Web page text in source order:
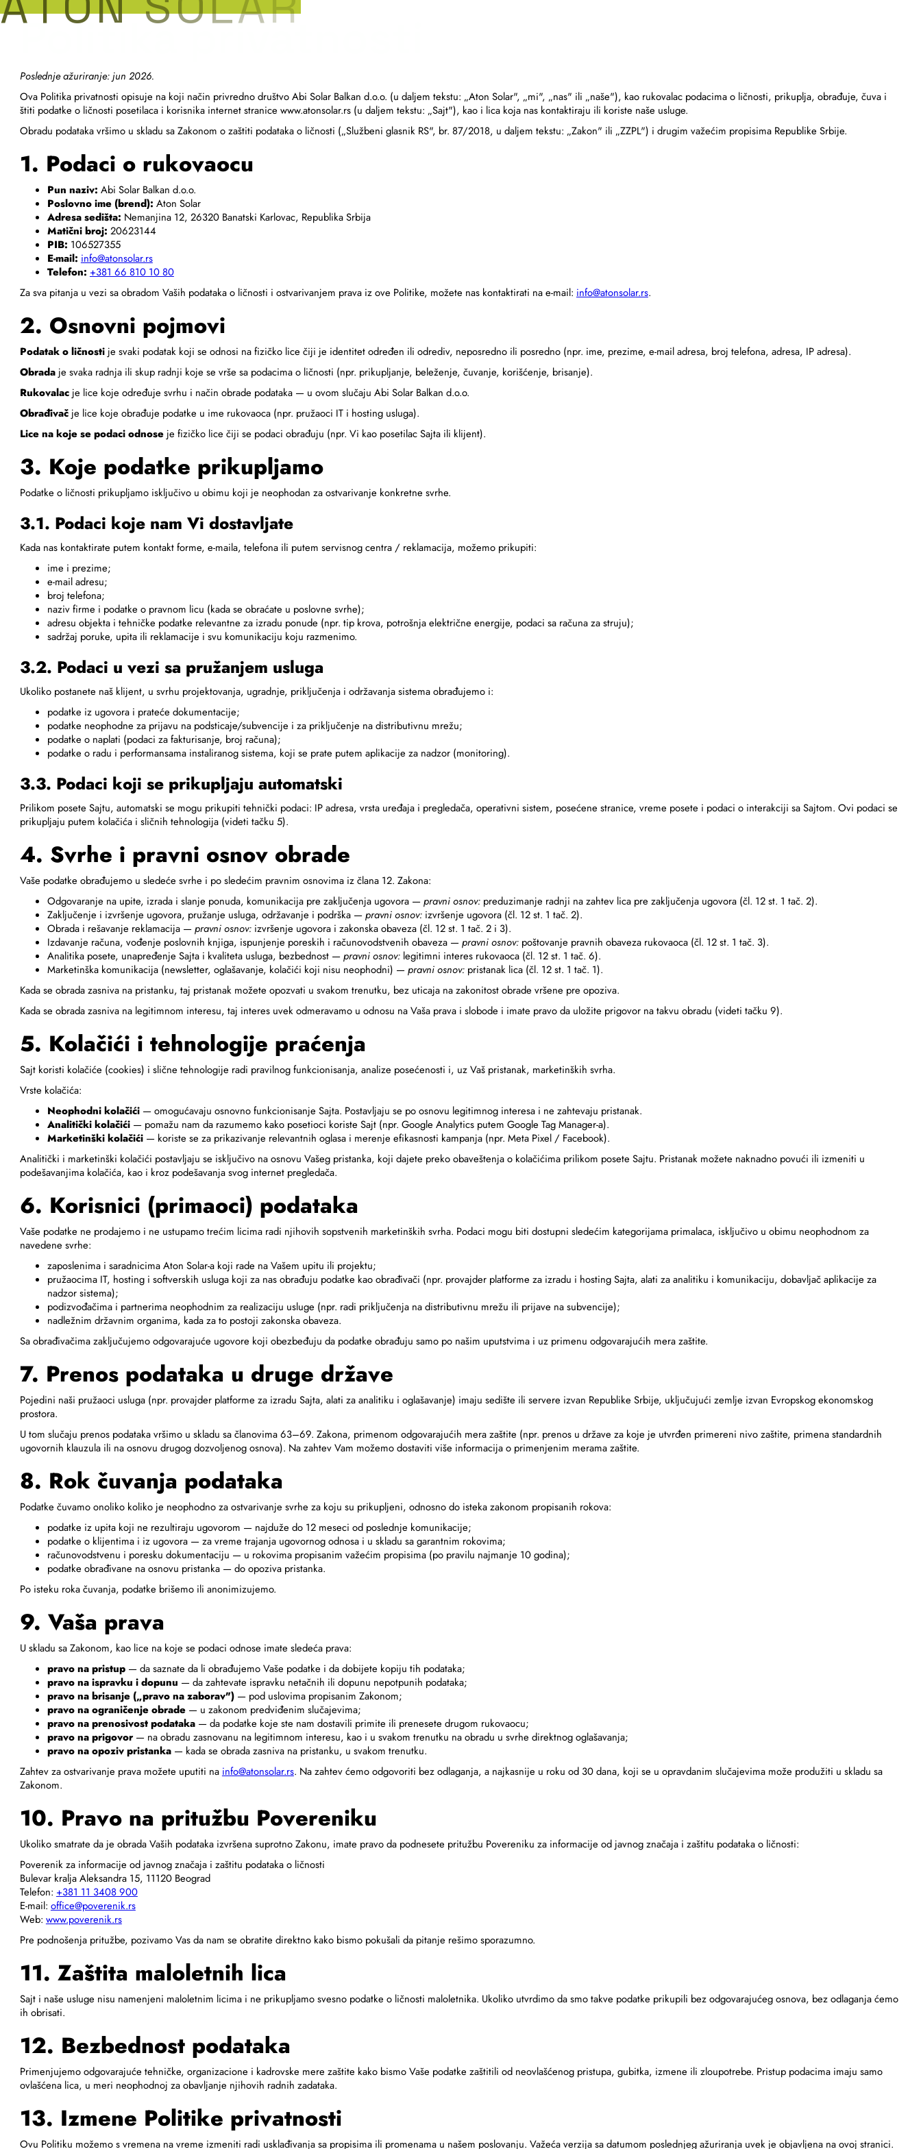
Politika privatnosti
Poslednje ažuriranje: jun 2026.
Ova Politika privatnosti opisuje na koji način privredno društvo Abi Solar Balkan d.o.o. (u daljem tekstu: „Aton Solar", „mi", „nas" ili „naše"), kao rukovalac podacima o ličnosti, prikuplja, obrađuje, čuva i
štiti podatke o ličnosti posetilaca i korisnika internet stranice www.atonsolar.rs (u daljem tekstu: „Sajt"), kao i lica koja nas kontaktiraju ili koriste naše usluge.
Obradu podataka vršimo u skladu sa Zakonom o zaštiti podataka o ličnosti („Službeni glasnik RS", br. 87/2018, u daljem tekstu: „Zakon" ili „ZZPL") i drugim važećim propisima Republike Srbije.
1. Podaci o rukovaocu
Pun naziv: Abi Solar Balkan d.o.o.
Poslovno ime (brend): Aton Solar
Adresa sedišta: Nemanjina 12, 26320 Banatski Karlovac, Republika Srbija
Matični broj: 20623144
PIB: 106527355
E-mail: info@atonsolar.rs
Telefon: +381 66 810 10 80
Za sva pitanja u vezi sa obradom Vaših podataka o ličnosti i ostvarivanjem prava iz ove Politike, možete nas kontaktirati na e-mail: info@atonsolar.rs.
2. Osnovni pojmovi
Podatak o ličnostije svaki podatak koji se odnosi na fizičko lice čiji je identitet određen ili odrediv, neposredno ili posredno (npr. ime, prezime, e-mail adresa, broj telefona, adresa, IP adresa).
Obradaje svaka radnja ili skup radnji koje se vrše sa podacima o ličnosti (npr. prikupljanje, beleženje, čuvanje, korišćenje, brisanje).
Rukovalacje lice koje određuje svrhu i način obrade podataka — u ovom slučaju Abi Solar Balkan d.o.o.
Obrađivačje lice koje obrađuje podatke u ime rukovaoca (npr. pružaoci IT i hosting usluga).
Lice na koje se podaci odnoseje fizičko lice čiji se podaci obrađuju (npr. Vi kao posetilac Sajta ili klijent).
3. Koje podatke prikupljamo
Podatke o ličnosti prikupljamo isključivo u obimu koji je neophodan za ostvarivanje konkretne svrhe.
3.1. Podaci koje nam Vi dostavljate
Kada nas kontaktirate putem kontakt forme, e-maila, telefona ili putem servisnog centra / reklamacija, možemo prikupiti:
ime i prezime;
e-mail adresu;
broj telefona;
naziv firme i podatke o pravnom licu (kada se obraćate u poslovne svrhe);
adresu objekta i tehničke podatke relevantne za izradu ponude (npr. tip krova, potrošnja električne energije, podaci sa računa za struju);
sadržaj poruke, upita ili reklamacije i svu komunikaciju koju razmenimo.
3.2. Podaci u vezi sa pružanjem usluga
Ukoliko postanete naš klijent, u svrhu projektovanja, ugradnje, priključenja i održavanja sistema obrađujemo i:
podatke iz ugovora i prateće dokumentacije;
podatke neophodne za prijavu na podsticaje/subvencije i za priključenje na distributivnu mrežu;
podatke o naplati (podaci za fakturisanje, broj računa);
podatke o radu i performansama instaliranog sistema, koji se prate putem aplikacije za nadzor (monitoring).
3.3. Podaci koji se prikupljaju automatski
Prilikom posete Sajtu, automatski se mogu prikupiti tehnički podaci: IP adresa, vrsta uređaja i pregledača, operativni sistem, posećene stranice, vreme posete i podaci o interakciji sa Sajtom. Ovi podaci se
prikupljaju putem kolačića i sličnih tehnologija (videti tačku 5).
4. Svrhe i pravni osnov obrade
Vaše podatke obrađujemo u sledeće svrhe i po sledećim pravnim osnovima iz člana 12. Zakona:
Odgovaranje na upite, izrada i slanje ponuda, komunikacija pre zaključenja ugovora —pravni osnov:preduzimanje radnji na zahtev lica pre zaključenja ugovora (čl. 12 st. 1 tač. 2).
Zaključenje i izvršenje ugovora, pružanje usluga, održavanje i podrška —pravni osnov:izvršenje ugovora (čl. 12 st. 1 tač. 2).
Obrada i rešavanje reklamacija —pravni osnov:izvršenje ugovora i zakonska obaveza (čl. 12 st. 1 tač. 2 i 3).
Izdavanje računa, vođenje poslovnih knjiga, ispunjenje poreskih i računovodstvenih obaveza —pravni osnov:poštovanje pravnih obaveza rukovaoca (čl. 12 st. 1 tač. 3).
Analitika posete, unapređenje Sajta i kvaliteta usluga, bezbednost —pravni osnov:legitimni interes rukovaoca (čl. 12 st. 1 tač. 6).
Marketinška komunikacija (newsletter, oglašavanje, kolačići koji nisu neophodni) —pravni osnov:pristanak lica (čl. 12 st. 1 tač. 1).
Kada se obrada zasniva na pristanku, taj pristanak možete opozvati u svakom trenutku, bez uticaja na zakonitost obrade vršene pre opoziva.
Kada se obrada zasniva na legitimnom interesu, taj interes uvek odmeravamo u odnosu na Vaša prava i slobode i imate pravo da uložite prigovor na takvu obradu (videti tačku 9).
5. Kolačići i tehnologije praćenja
Sajt koristi kolačiće (cookies) i slične tehnologije radi pravilnog funkcionisanja, analize posećenosti i, uz Vaš pristanak, marketinških svrha.
Vrste kolačića:
Neophodni kolačići— omogućavaju osnovno funkcionisanje Sajta. Postavljaju se po osnovu legitimnog interesa i ne zahtevaju pristanak.
Analitički kolačići— pomažu nam da razumemo kako posetioci koriste Sajt (npr. Google Analytics putem Google Tag Manager-a).
Marketinški kolačići— koriste se za prikazivanje relevantnih oglasa i merenje efikasnosti kampanja (npr. Meta Pixel / Facebook).
Analitički i marketinški kolačići postavljaju se isključivo na osnovu Vašeg pristanka, koji dajete preko obaveštenja o kolačićima prilikom posete Sajtu. Pristanak možete naknadno povući ili izmeniti u
podešavanjima kolačića, kao i kroz podešavanja svog internet pregledača.
6. Korisnici (primaoci) podataka
Vaše podatke ne prodajemo i ne ustupamo trećim licima radi njihovih sopstvenih marketinških svrha. Podaci mogu biti dostupni sledećim kategorijama primalaca, isključivo u obimu neophodnom za
navedene svrhe:
zaposlenima i saradnicima Aton Solar-a koji rade na Vašem upitu ili projektu;
pružaocima IT, hosting i softverskih usluga koji za nas obrađuju podatke kao obrađivači (npr. provajder platforme za izradu i hosting Sajta, alati za analitiku i komunikaciju, dobavljač aplikacije za
nadzor sistema);
podizvođačima i partnerima neophodnim za realizaciju usluge (npr. radi priključenja na distributivnu mrežu ili prijave na subvencije);
nadležnim državnim organima, kada za to postoji zakonska obaveza.
Sa obrađivačima zaključujemo odgovarajuće ugovore koji obezbeđuju da podatke obrađuju samo po našim uputstvima i uz primenu odgovarajućih mera zaštite.
7. Prenos podataka u druge države
Pojedini naši pružaoci usluga (npr. provajder platforme za izradu Sajta, alati za analitiku i oglašavanje) imaju sedište ili servere izvan Republike Srbije, uključujući zemlje izvan Evropskog ekonomskog
prostora.
U tom slučaju prenos podataka vršimo u skladu sa članovima 63–69. Zakona, primenom odgovarajućih mera zaštite (npr. prenos u države za koje je utvrđen primereni nivo zaštite, primena standardnih
ugovornih klauzula ili na osnovu drugog dozvoljenog osnova). Na zahtev Vam možemo dostaviti više informacija o primenjenim merama zaštite.
8. Rok čuvanja podataka
Podatke čuvamo onoliko koliko je neophodno za ostvarivanje svrhe za koju su prikupljeni, odnosno do isteka zakonom propisanih rokova:
podatke iz upita koji ne rezultiraju ugovorom — najduže do 12 meseci od poslednje komunikacije;
podatke o klijentima i iz ugovora — za vreme trajanja ugovornog odnosa i u skladu sa garantnim rokovima;
računovodstvenu i poresku dokumentaciju — u rokovima propisanim važećim propisima (po pravilu najmanje 10 godina);
podatke obrađivane na osnovu pristanka — do opoziva pristanka.
Po isteku roka čuvanja, podatke brišemo ili anonimizujemo.
9. Vaša prava
U skladu sa Zakonom, kao lice na koje se podaci odnose imate sledeća prava:
pravo na pristup— da saznate da li obrađujemo Vaše podatke i da dobijete kopiju tih podataka;
pravo na ispravku i dopunu — da zahtevate ispravku netačnih ili dopunu nepotpunih podataka;
pravo na brisanje („pravo na zaborav")— pod uslovima propisanim Zakonom;
pravo na ograničenje obrade— u zakonom predviđenim slučajevima;
pravo na prenosivost podataka— da podatke koje ste nam dostavili primite ili prenesete drugom rukovaocu;
pravo na prigovor— na obradu zasnovanu na legitimnom interesu, kao i u svakom trenutku na obradu u svrhe direktnog oglašavanja;
pravo na opoziv pristanka— kada se obrada zasniva na pristanku, u svakom trenutku.
Zahtev za ostvarivanje prava možete uputiti na info@atonsolar.rs. Na zahtev ćemo odgovoriti bez odlaganja, a najkasnije u roku od 30 dana, koji se u opravdanim slučajevima može produžiti u skladu sa
Zakonom.
10. Pravo na pritužbu Povereniku
Ukoliko smatrate da je obrada Vaših podataka izvršena suprotno Zakonu, imate pravo da podnesete pritužbu Povereniku za informacije od javnog značaja i zaštitu podataka o ličnosti:
Poverenik za informacije od javnog značaja i zaštitu podataka o ličnosti
Bulevar kralja Aleksandra 15, 11120 Beograd
Telefon: +381 11 3408 900
E-mail: office@poverenik.rs
Web: www.poverenik.rs
Pre podnošenja pritužbe, pozivamo Vas da nam se obratite direktno kako bismo pokušali da pitanje rešimo sporazumno.
11. Zaštita maloletnih lica
Sajt i naše usluge nisu namenjeni maloletnim licima i ne prikupljamo svesno podatke o ličnosti maloletnika. Ukoliko utvrdimo da smo takve podatke prikupili bez odgovarajućeg osnova, bez odlaganja ćemo
ih obrisati.
12. Bezbednost podataka
Primenjujemo odgovarajuće tehničke, organizacione i kadrovske mere zaštite kako bismo Vaše podatke zaštitili od neovlašćenog pristupa, gubitka, izmene ili zloupotrebe. Pristup podacima imaju samo
ovlašćena lica, u meri neophodnoj za obavljanje njihovih radnih zadataka.
13. Izmene Politike privatnosti
Ovu Politiku možemo s vremena na vreme izmeniti radi usklađivanja sa propisima ili promenama u našem poslovanju. Važeća verzija sa datumom poslednjeg ažuriranja uvek je objavljena na ovoj stranici.